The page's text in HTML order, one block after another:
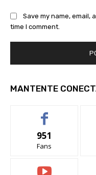
Save my name, email,
time I comment.
MANTENTE
951
Fans